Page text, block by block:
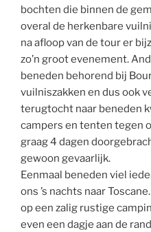
bochten die binnen de
overal de herkenbare
na afloop van de tour er
zo’n groot evenement.
beneden behorend bij
vuilniszakken en dus ook
terugtocht naar beneden
campers en tenten tegen
graag 4 dagen
gewoon gevaarlijk.
Eenmaal beneden viel
ons ’s nachts naar
op een zalig rustige
even een dagje aan de